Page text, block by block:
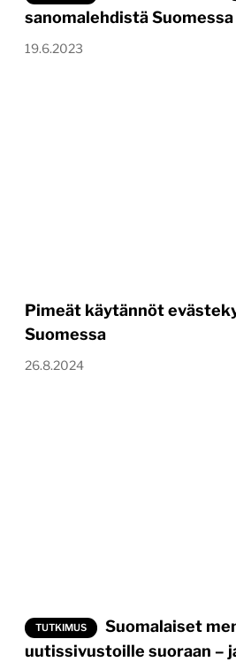
sanomalehdistä
19.6.2023
Pimeät käytännöt
Suomessa
26.8.2024
TUTKIMUS
Suomalaiset
uutissivustoille suoraan –